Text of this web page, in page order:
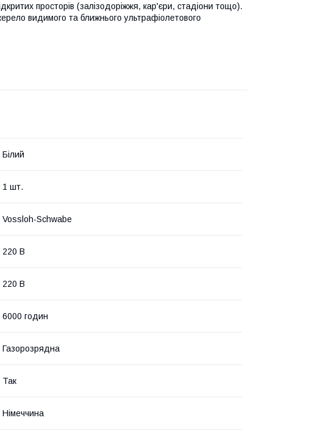
просторів (залізодоріжжя, кар'єри, стадіони тощо).
видимого та ближнього ультрафіолетового
Білий
1 шт.
Vossloh-Schwabe
220 В
220 В
6000 годин
Газорозрядна
Так
Німеччина